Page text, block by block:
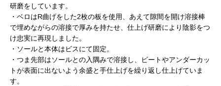
研磨をしています。
・ベロはR曲げをした2枚の板を使用、あえて隙間を開け溶接棒
で埋めながらの溶接で厚みを持たせ、仕上げ研磨により陰影をつ
け忠実に再現しました。
・ソールと本体はビスにて固定。
・つま先部はソールとの入隅みで溶接し、ビートやアンダーカッ
トが表面に出ないよう余盛と手仕上げを繰り返し仕上げていま
す。